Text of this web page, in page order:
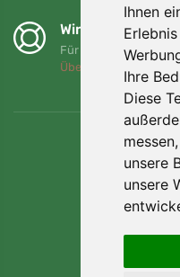
Ihnen
Ihre
Diese
unsere
unsere
Wir unterstützen
Für jede Bestellung
Über uns